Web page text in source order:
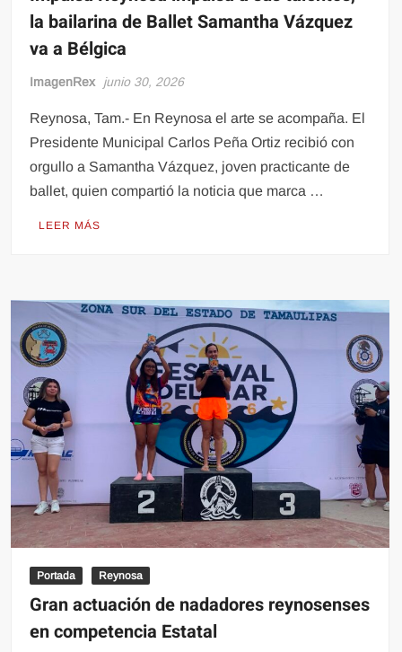
la bailarina de Ballet Samantha Vázquez
va a Bélgica
ImagenRex junio 30, 2026
Reynosa, Tam.- En Reynosa el arte se acompaña. El
Presidente Municipal Carlos Peña Ortiz recibió con
orgullo a Samantha Vázquez, joven practicante de
ballet, quien compartió la noticia que marca …
LEER MÁS
Portada Reynosa
Gran actuación de nadadores reynosenses
en competencia Estatal